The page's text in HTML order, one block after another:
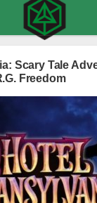
Scary Tale
Freedom